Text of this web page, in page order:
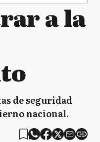
a la
de seguridad
nacional.